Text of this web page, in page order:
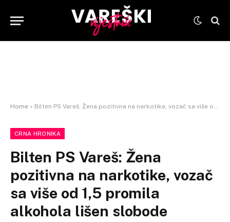
Home » Bilten PS Vareš: Žena pozitivna na narkotike, vozač sa više od 1,5 promila alkohola lišen slobode
CRNA HRONIKA
Bilten PS Vareš: Žena
pozitivna na narkotike, vozač
sa više od 1,5 promila
alkohola lišen slobode